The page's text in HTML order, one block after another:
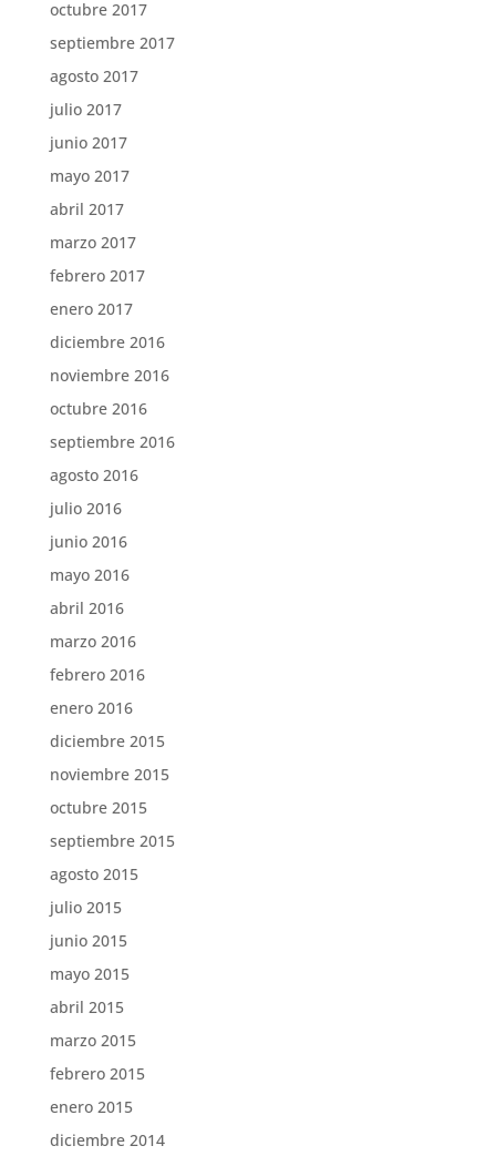
octubre 2017
septiembre 2017
agosto 2017
julio 2017
junio 2017
mayo 2017
abril 2017
marzo 2017
febrero 2017
enero 2017
diciembre 2016
noviembre 2016
octubre 2016
septiembre 2016
agosto 2016
julio 2016
junio 2016
mayo 2016
abril 2016
marzo 2016
febrero 2016
enero 2016
diciembre 2015
noviembre 2015
octubre 2015
septiembre 2015
agosto 2015
julio 2015
junio 2015
mayo 2015
abril 2015
marzo 2015
febrero 2015
enero 2015
diciembre 2014